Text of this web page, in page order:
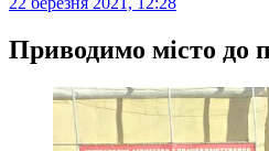
Приводимо місто до